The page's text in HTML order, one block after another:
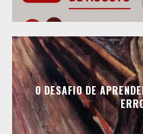
O DESAFIO DE